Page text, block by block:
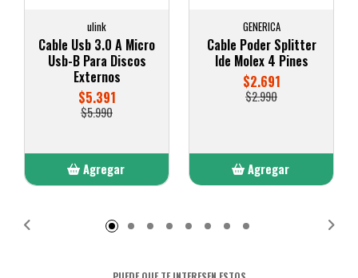
ulink
Cable Usb 3.0 A Micro
Usb-B Para Discos
Externos
$5.391
$5.990
Agregar
GENERICA
Cable Poder Splitter
Ide Molex 4 Pines
$2.691
$2.990
Agregar